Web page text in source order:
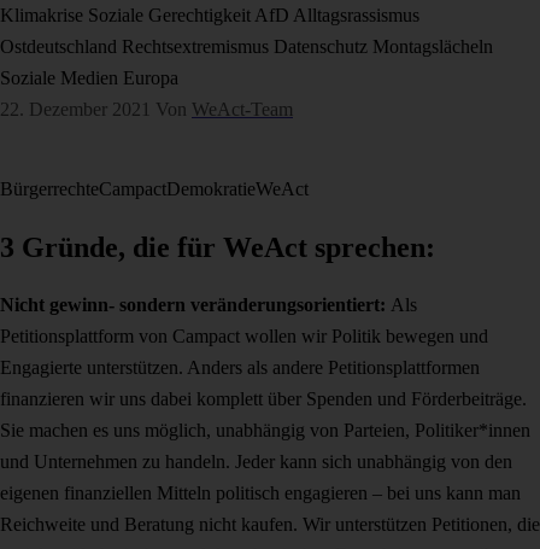
Klimakrise Soziale Gerechtigkeit AfD Alltagsrassismus
Ostdeutschland Rechtsextremismus Datenschutz Montagslächeln
Soziale Medien Europa
22. Dezember 2021 Von WeAct-Team
BürgerrechteCampactDemokratieWeAct
3 Gründe, die für WeAct sprechen:
Nicht gewinn- sondern veränderungsorientiert: Als
Petitionsplattform von Campact wollen wir Politik bewegen und
Engagierte unterstützen. Anders als andere Petitionsplattformen
finanzieren wir uns dabei komplett über Spenden und Förderbeiträge.
Sie machen es uns möglich, unabhängig von Parteien, Politiker*innen
und Unternehmen zu handeln. Jeder kann sich unabhängig von den
eigenen finanziellen Mitteln politisch engagieren – bei uns kann man
Reichweite und Beratung nicht kaufen. Wir unterstützen Petitionen, die